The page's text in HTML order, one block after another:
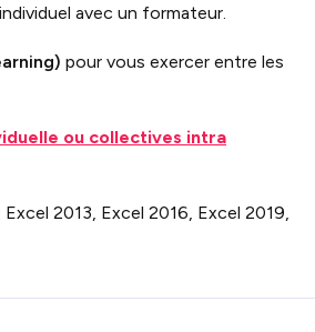
avec un formateur.
pour vous exercer entre les
ou collectives intra
2013, Excel 2016, Excel 2019,